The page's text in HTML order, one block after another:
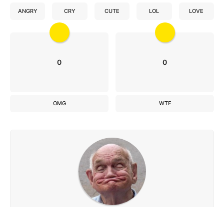
ANGRY CRY CUTE LOL LOVE
0
OMG
0
WTF